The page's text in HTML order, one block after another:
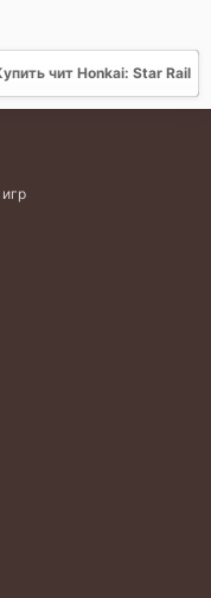
чит Honkai: Star Rail